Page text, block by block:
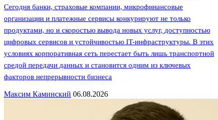
Сегодня банки, страховые компании, микрофинансовые
организации и платежные сервисы конкурируют не только
продуктами, но и скоростью вывода новых услуг, доступностью
цифровых сервисов и устойчивостью IT-инфраструктуры. В этих
условиях корпоративная сеть перестает быть лишь транспортной
средой передачи данных и становится одним из ключевых
факторов непрерывности бизнеса
Максим Каминский 06.08.2026